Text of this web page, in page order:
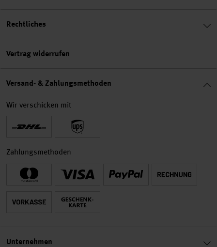
Rechtliches
Vertrag widerrufen
Versand- & Zahlungsmethoden
Wir verschicken mit
Zahlungsmethoden
Unternehmen